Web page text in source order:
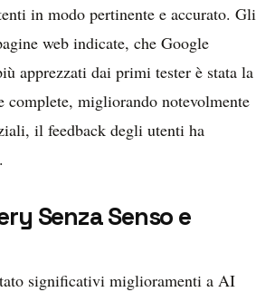
in modo pertinente e accurato. Gli
web indicate, che Google
apprezzati dai primi tester è stata la
migliorando notevolmente
il feedback degli utenti ha
Senza Senso e
significativi miglioramenti a AI